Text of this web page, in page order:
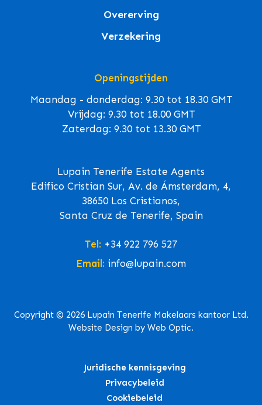
Overerving
Verzekering
Openingstijden
Maandag - donderdag: 9.30 tot 18.30 GMT
Vrijdag: 9.30 tot 18.00 GMT
Zaterdag: 9.30 tot 13.30 GMT
Lupain Tenerife Estate Agents
Edifico Cristian Sur, Av. de Ámsterdam, 4,
38650 Los Cristianos,
Santa Cruz de Tenerife, Spain
Tel: +34 922 796 527
Email: info@lupain.com
Copyright © 2026 Lupain Tenerife Makelaars kantoor Ltd.
Website Design by Web Optic.
Juridische kennisgeving
Privacybeleid
Cookiebeleid